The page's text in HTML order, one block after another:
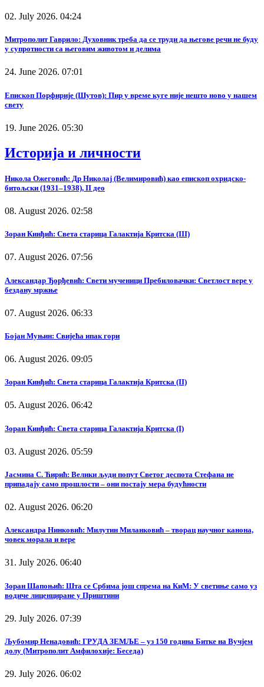
02. July 2026. 04:24
Митрополит Гаврило: Духовник треба да се труди да његове речи не буду
у супротности са његовим животом и делима
24. June 2026. 07:01
Епископ Порфирије (Шутов): Пир у време куге није нешто ново у нашем
свету
19. June 2026. 05:30
Историја и личности
Никола Ожеговић: Др Николај (Велимировић) као епископ охридско-
битољски (1931–1938), II део
08. August 2026. 02:58
Зоран Кинђић: Света старица Галактија Критска (III)
07. August 2026. 07:56
Александар Ђорђевић: Свети мученици Пребиловачки: Светлост вере у
бездану мржње
07. August 2026. 06:33
Бојан Муњин: Свијећа ипак гори
06. August 2026. 09:05
Зоран Кинђић: Света старица Галактија Критска (II)
05. August 2026. 06:42
Зоран Кинђић: Света старица Галактија Критска (I)
03. August 2026. 05:59
Јасмина С. Ћирић: Велики људи попут Светог деспота Стефана не
припадају само прошлости – они постају мера будућности
02. August 2026. 06:20
Александра Нинковић: Милутин Миланковић – творац научног канона,
човек морала и вере
31. July 2026. 06:40
Зоран Шапоњић: Шта се Србима још спрема на КиМ: У светиње само уз
водиче лиценциране у Приштини
29. July 2026. 07:39
Љубомир Ненадовић: ГРУДА ЗЕМЉЕ – уз 150 година Битке на Вучјем
долу (Митрополит Амфилохије: Беседа)
29. July 2026. 06:02